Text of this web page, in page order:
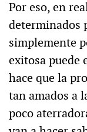
Por eso, en
determinados
simplemente
exitosa puede
hace que la
tan amados a
poco